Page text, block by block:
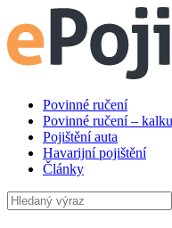
Povinné ručení
Povinné ručení –
Pojištění auta
Havarijní pojištění
Články